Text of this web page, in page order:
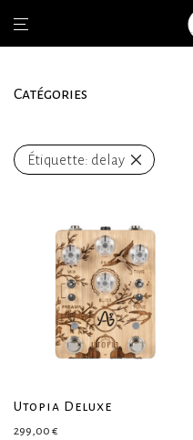
Catégories
Étiquette: delay
Utopia Deluxe
299,00 €